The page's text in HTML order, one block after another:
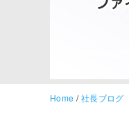
Home /社長ブログ